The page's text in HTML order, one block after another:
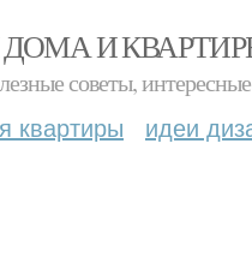
ДОМА И
советы,
квартиры идеи